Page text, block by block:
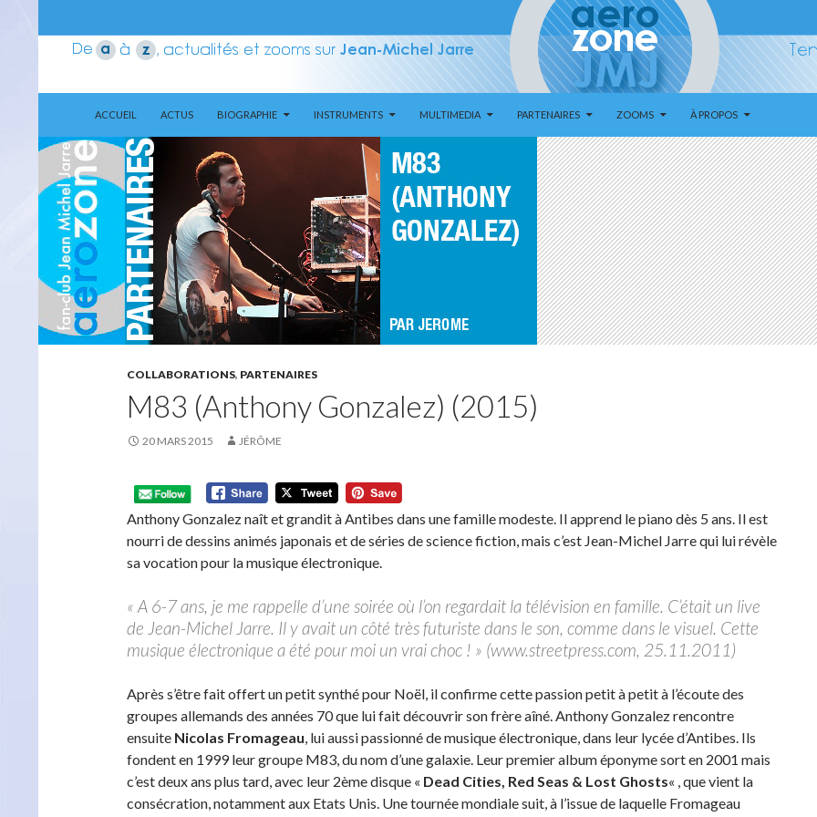
Aerozone JMJ
ACCUEIL
ACTUS BIOGRAPHIE INSTRUMENTS MULTIMEDIA PARTENAIRES ZOOMS À PROPOS
COLLABORATIONS, PARTENAIRES
M83 (Anthony Gonzalez) (2015)
20 MARS 2015 JÉRÔME
Anthony Gonzalez naît et grandit à Antibes dans une famille modeste. Il apprend le piano dès 5 ans. Il est
nourri de dessins animés japonais et de séries de science fiction, mais c’est Jean-Michel Jarre qui lui révèle
sa vocation pour la musique électronique.
« A 6-7 ans, je me rappelle d’une soirée où l’on regardait la télévision en famille. C’était un live
de Jean-Michel Jarre. Il y avait un côté très futuriste dans le son, comme dans le visuel. Cette
musique électronique a été pour moi un vrai choc ! » (www.streetpress.com, 25.11.2011)
Après s’être fait offert un petit synthé pour Noël, il confirme cette passion petit à petit à l’écoute des
groupes allemands des années 70 que lui fait découvrir son frère aîné. Anthony Gonzalez rencontre
ensuite Nicolas Fromageau, lui aussi passionné de musique électronique, dans leur lycée d’Antibes. Ils
fondent en 1999 leur groupe M83, du nom d’une galaxie. Leur premier album éponyme sort en 2001 mais
c’est deux ans plus tard, avec leur 2ème disque « Dead Cities, Red Seas & Lost Ghosts« , que vient la
consécration, notamment aux Etats Unis. Une tournée mondiale suit, à l’issue de laquelle Fromageau